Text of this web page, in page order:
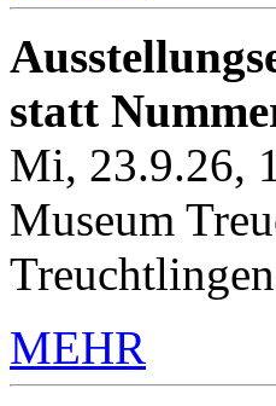
statt
Mi, 23.9.26,
Museum
Treuchtlingen
MEHR